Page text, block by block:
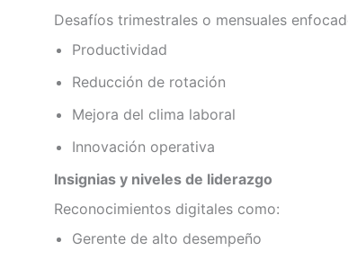
Desafíos trimestrales o mensuales
Productividad
Reducción de rotación
Mejora del clima laboral
Innovación operativa
Insignias y niveles de liderazgo
Reconocimientos digitales como:
Gerente de alto desempeño